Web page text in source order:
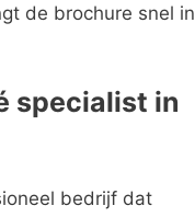
de brochure snel in
specialist in
bedrijf dat